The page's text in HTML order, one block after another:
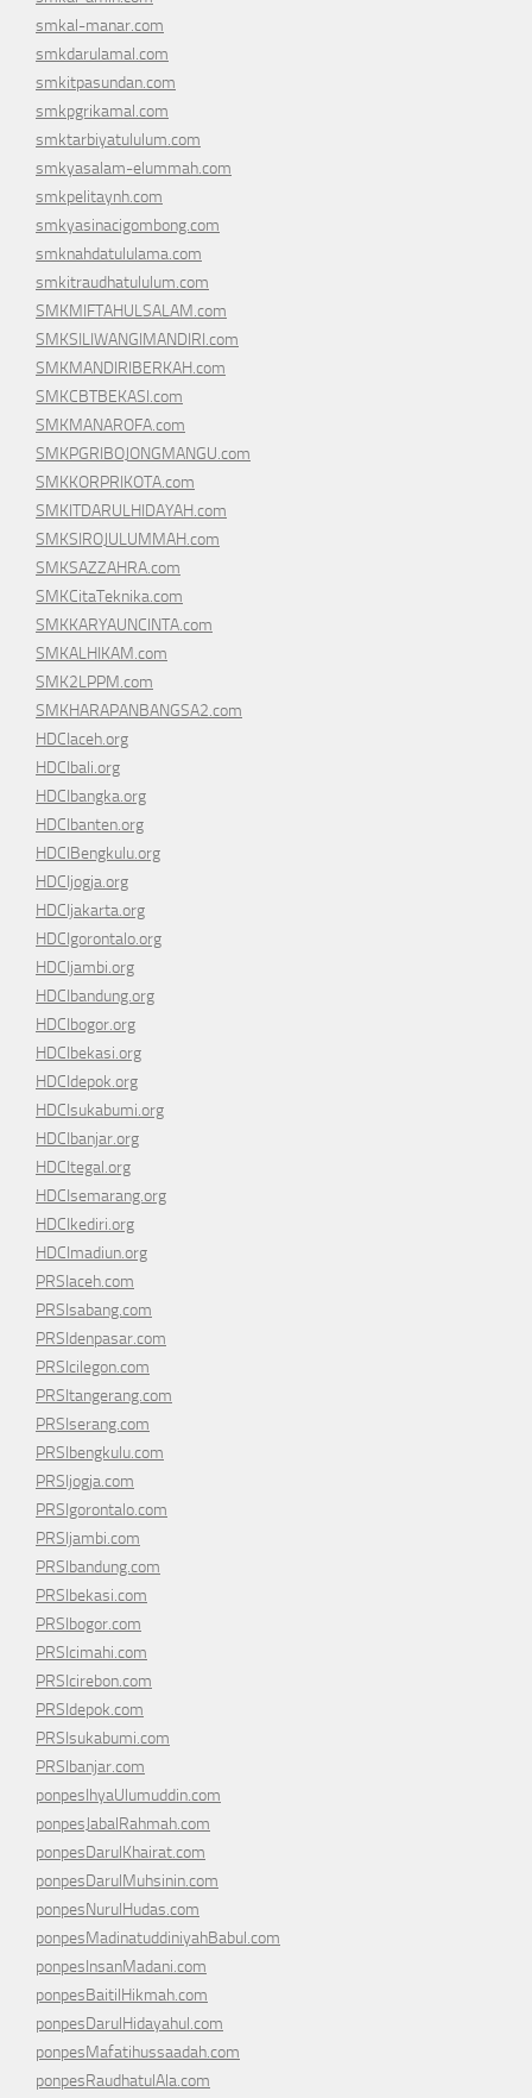
smkal-manar.com
smkdarulamal.com
smkitpasundan.com
smkpgrikamal.com
smktarbiyatululum.com
smkyasalam-elummah.com
smkpelitaynh.com
smkyasinacigombong.com
smknahdatululama.com
smkitraudhatululum.com
SMKMIFTAHULSALAM.com
SMKSILIWANGIMANDIRI.com
SMKMANDIRIBERKAH.com
SMKCBTBEKASI.com
SMKMANAROFA.com
SMKPGRIBOJONGMANGU.com
SMKKORPRIKOTA.com
SMKITDARULHIDAYAH.com
SMKSIROJULUMMAH.com
SMKSAZZAHRA.com
SMKCitaTeknika.com
SMKKARYAUNCINTA.com
SMKALHIKAM.com
SMK2LPPM.com
SMKHARAPANBANGSA2.com
HDCIaceh.org
HDCIbali.org
HDCIbangka.org
HDCIbanten.org
HDCIBengkulu.org
HDCIjogja.org
HDCIjakarta.org
HDCIgorontalo.org
HDCIjambi.org
HDCIbandung.org
HDCIbogor.org
HDCIbekasi.org
HDCIdepok.org
HDCIsukabumi.org
HDCIbanjar.org
HDCItegal.org
HDCIsemarang.org
HDCIkediri.org
HDCImadiun.org
PRSIaceh.com
PRSIsabang.com
PRSIdenpasar.com
PRSIcilegon.com
PRSItangerang.com
PRSIserang.com
PRSIbengkulu.com
PRSIjogja.com
PRSIgorontalo.com
PRSIjambi.com
PRSIbandung.com
PRSIbekasi.com
PRSIbogor.com
PRSIcimahi.com
PRSIcirebon.com
PRSIdepok.com
PRSIsukabumi.com
PRSIbanjar.com
ponpesIhyaUlumuddin.com
ponpesJabalRahmah.com
ponpesDarulKhairat.com
ponpesDarulMuhsinin.com
ponpesNurulHudas.com
ponpesMadinatuddiniyahBabul.com
ponpesInsanMadani.com
ponpesBaitilHikmah.com
ponpesDarulHidayahul.com
ponpesMafatihussaadah.com
ponpesRaudhatulAla.com